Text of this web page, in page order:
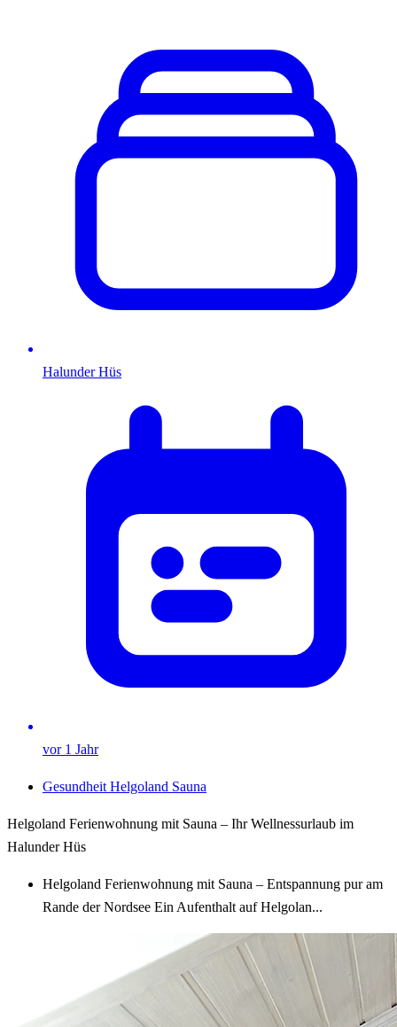
Halunder Hüs
vor 1 Jahr
Gesundheit Helgoland Sauna
Helgoland Ferienwohnung mit Sauna – Ihr Wellnessurlaub im
Halunder Hüs
Helgoland Ferienwohnung mit Sauna – Entspannung pur am
Rande der Nordsee Ein Aufenthalt auf Helgolan...